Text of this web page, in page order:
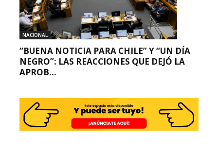
NACIONAL
“BUENA NOTICIA PARA CHILE” Y “UN DÍA
NEGRO”: LAS REACCIONES QUE DEJÓ LA
APROB...